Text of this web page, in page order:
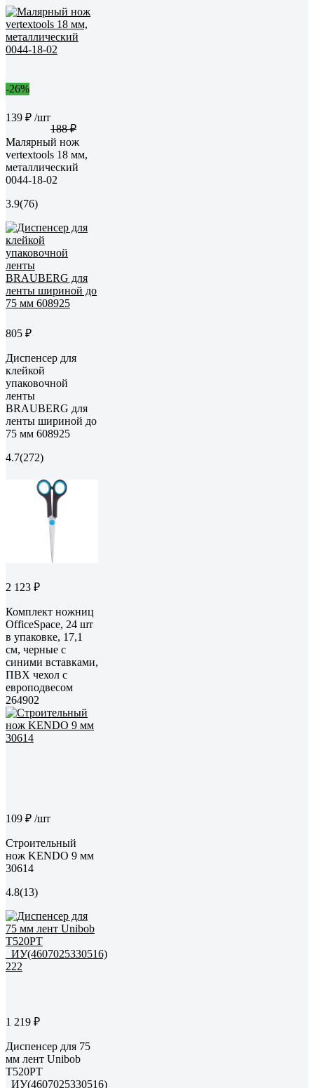
-26%
139 ₽ /шт
188 ₽
Малярный нож
vertextools 18 мм,
металлический
0044-18-02
3.9(76)
805 ₽
Диспенсер для
клейкой
упаковочной
ленты
BRAUBERG для
ленты шириной до
75 мм 608925
4.7(272)
2 123 ₽
Комплект ножниц
OfficeSpace, 24 шт
в упаковке, 17,1
см, черные с
синими вставками,
ПВХ чехол с
европодвесом
264902
109 ₽ /шт
Строительный
нож KENDO 9 мм
30614
4.8(13)
1 219 ₽
Диспенсер для 75
мм лент Unibob
Т520РТ
_ИУ(4607025330516)